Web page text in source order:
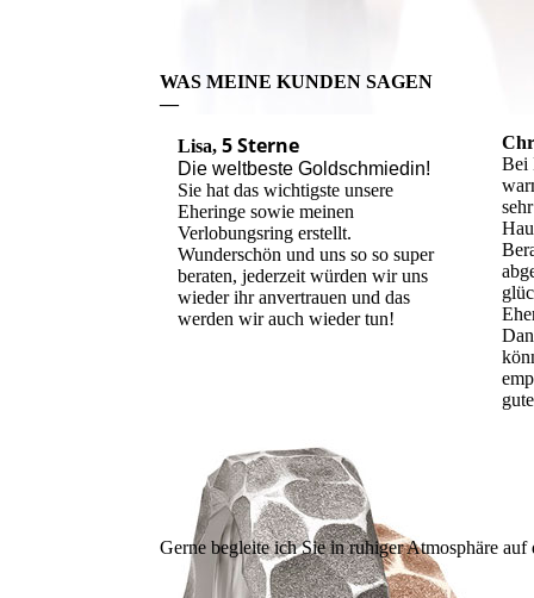
WAS MEINE KUNDEN SAGEN
—
Lisa, 5 Sterne
Die weltbeste Goldschmiedin!
Sie hat das wichtigste unsere
Eheringe sowie meinen
Verlobungsring erstellt.
Wunderschön und uns so so super
beraten, jederzeit würden wir uns
wieder ihr anvertrauen und das
werden wir auch wieder tun!
Bei
Gerne begleite ich Sie in ruhiger Atmosphäre